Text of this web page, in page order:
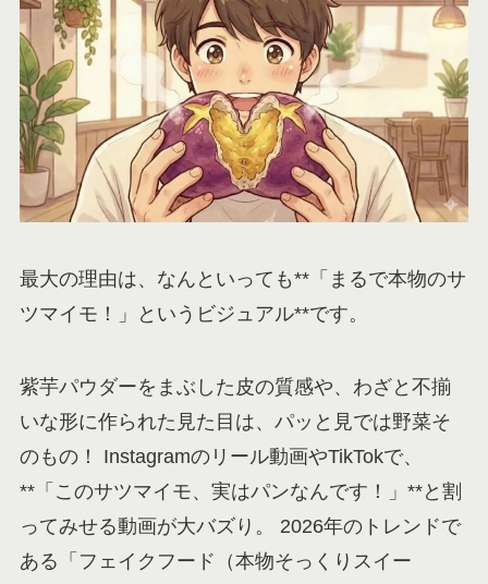
最大の理由は、なんといっても**「まるで本物のサ
ツマイモ！」というビジュアル**です。
紫芋パウダーをまぶした皮の質感や、わざと不揃
いな形に作られた見た目は、パッと見では野菜そ
のもの！ Instagramのリール動画やTikTokで、
**「このサツマイモ、実はパンなんです！」**と割
ってみせる動画が大バズり。 2026年のトレンドで
ある「フェイクフード（本物そっくりスイー